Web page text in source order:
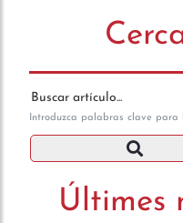
Buscar artículo en el blog
Introduzca palabras clave
Últimes